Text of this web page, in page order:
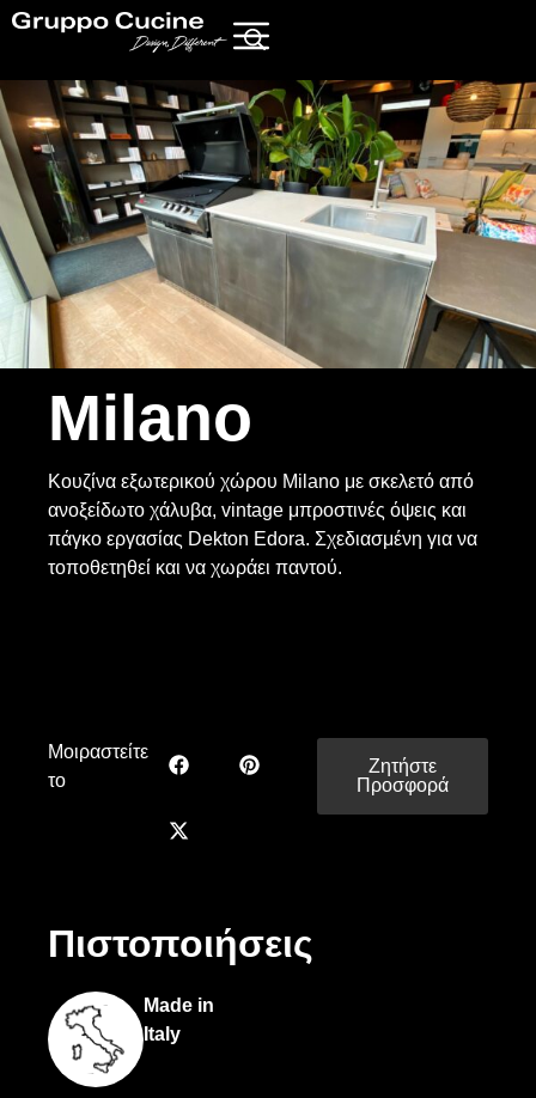
Milano
Κουζίνα εξωτερικού χώρου Milano με σκελετό από
ανοξείδωτο χάλυβα, vintage μπροστινές όψεις και
πάγκο εργασίας Dekton Edora. Σχεδιασμένη για να
τοποθετηθεί και να χωράει παντού.
Μοιραστείτε
το
Ζητήστε
Προσφορά
Πιστοποιήσεις
Made in
Italy